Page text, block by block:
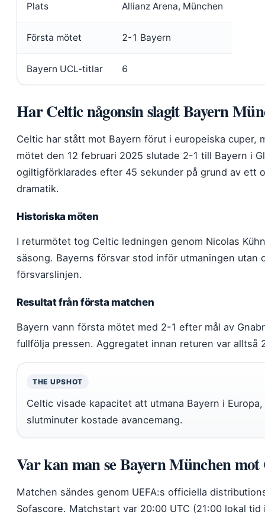
Plats Allianz Arena, München
Första mötet 2-1 Bayern
Bayern UCL-titlar 6
Har Celtic någonsin slagit Bayern
Celtic har stått mot Bayern förut i europeiska cuper,
mötet den 12 februari 2025 slutade 2-1 till Bayern i
ogiltigförklarades efter 45 sekunder på grund av ett
dramatik.
Historiska möten
I returmötet tog Celtic ledningen genom Nicolas
säsong. Bayerns försvar stod inför utmaningen
försvarslinjen.
Resultat från första matchen
Bayern vann första mötet med 2-1 efter mål av
fullfölja pressen. Aggregatet innan returen var alltså
THE UPSHOT
Celtic visade kapacitet att utmana Bayern i
slutminuter kostade avancemang.
Var kan man se Bayern München mot
Matchen sändes genom UEFA:s officiella
Sofascore. Matchstart var 20:00 UTC (21:00 lokal tid